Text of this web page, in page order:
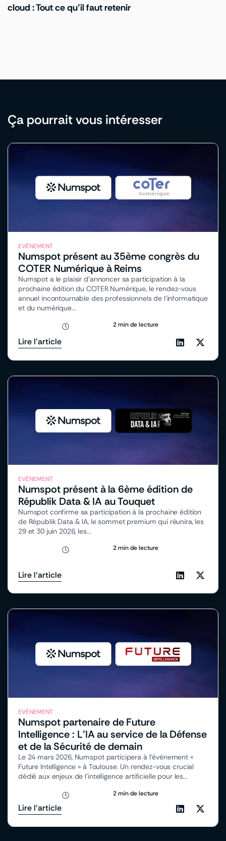
cloud : Tout ce qu’il faut retenir
Ça pourrait vous intéresser
EVÈNEMENT
Numspot présent au 35ème congrès du
COTER Numérique à Reims
Numspot a le plaisir d’annoncer sa participation à la
prochaine édition du COTER Numérique, le rendez-vous
annuel incontournable des professionnels de l’informatique
et du numérique...
2 min de lecture
Lire l'article
EVÈNEMENT
Numspot présent à la 6ème édition de
Républik Data & IA au Touquet
Numspot confirme sa participation à la prochaine édition
de Républik Data & IA, le sommet premium qui réunira, les
29 et 30 juin 2026, les...
2 min de lecture
Lire l'article
EVÈNEMENT
Numspot partenaire de Future
Intelligence : L’IA au service de la Défense
et de la Sécurité de demain
Le 24 mars 2026, Numspot participera à l’événement «
Future Intelligence » à Toulouse. Un rendez-vous crucial
dédié aux enjeux de l’intelligence artificielle pour les...
2 min de lecture
Lire l'article